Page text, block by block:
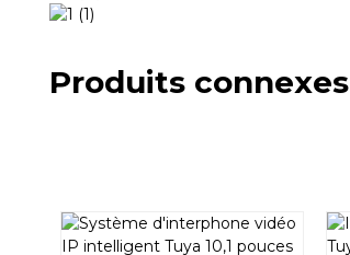
Produits connexes